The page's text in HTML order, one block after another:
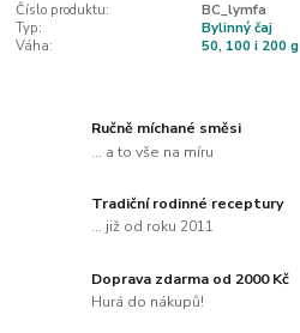
Číslo produktu:
BC_lymfa
Typ:
Bylinný čaj
Váha:
50, 100 i 200 g
Ručně míchané směsi
... a to vše na míru
Tradiční rodinné receptury
... již od roku 2011
Doprava zdarma od 2000 Kč
Hurá do nákupů!